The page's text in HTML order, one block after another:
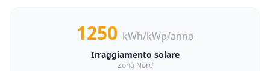
1250 kWh/kWp/anno
Irraggiamento solare
Zona Nord